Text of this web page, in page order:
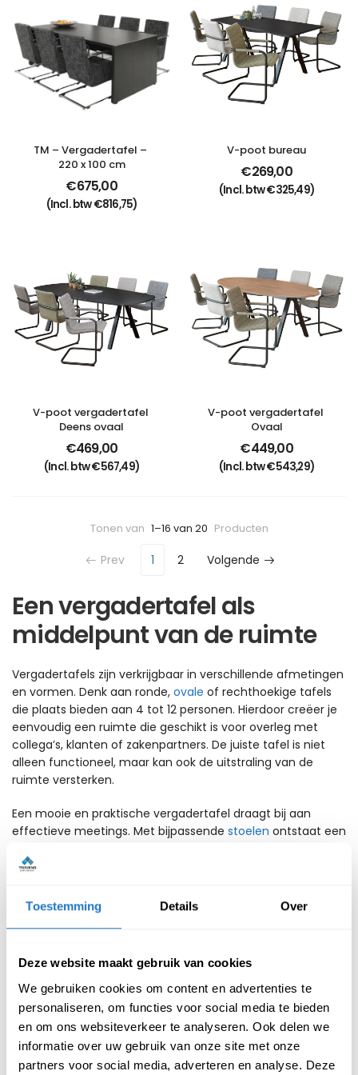
Toestemming Details Over
Deze website maakt gebruik van cookies
We gebruiken cookies om content en advertenties te
personaliseren, om functies voor social media te bieden
en om ons websiteverkeer te analyseren. Ook delen we
informatie over uw gebruik van onze site met onze
partners voor social media, adverteren en analyse. Deze
TM – Vergadertafel –
220 x 100 cm
€675,00
(Incl. btw€816,75)
V-poot bureau
€269,00
(Incl. btw€325,49)
V-poot vergadertafel
Deens ovaal
€469,00
(Incl. btw€567,49)
V-poot vergadertafel
Ovaal
€449,00
(Incl. btw€543,29)
Tonen van 1–16 van 20 Producten
Prev 1 2 Volgende
Een vergadertafel als
middelpunt van de ruimte
Vergadertafels zijn verkrijgbaar in verschillende afmetingen
en vormen. Denk aan ronde, ovale of rechthoekige tafels
die plaats bieden aan 4 tot 12 personen. Hierdoor creëer je
eenvoudig een ruimte die geschikt is voor overleg met
collega’s, klanten of zakenpartners. De juiste tafel is niet
alleen functioneel, maar kan ook de uitstraling van de
ruimte versterken.
Een mooie en praktische vergadertafel draagt bij aan
effectieve meetings. Met bijpassende stoelen ontstaat een
werkt. De tafels zijn inzetbaar op kantoor, maar ook in
Wanneer kies je voor een
grote vergadertafel?
Grote vergadertafels zijn ideaal voor formelere overleggen,
conferenties en groepsbijeenkomsten. Ze bieden
voldoende ruimte voor presentaties, trainingsmateriaal en
laptops. Hierdoor zijn ze ook geschikt voor opleidingen,
seminars en workshops binnen het bedrijf. De tafels van